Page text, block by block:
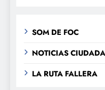
SOM DE FOC
NOTICIAS
LA RUTA FALLERA